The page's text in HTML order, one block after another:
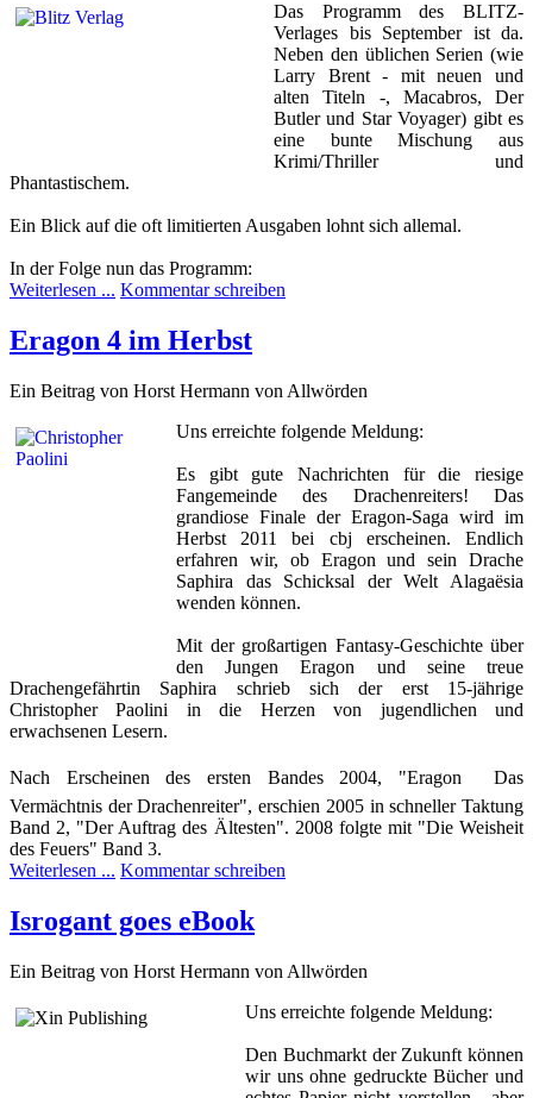
Das Programm des BLITZ-
Verlages bis September ist da.
Neben den üblichen Serien (wie
Larry Brent - mit neuen und
alten Titeln -, Macabros, Der
Butler und Star Voyager) gibt es
eine bunte Mischung aus
Krimi/Thriller und
Phantastischem.
Ein Blick auf die oft limitierten Ausgaben lohnt sich allemal.
In der Folge nun das Programm:
Weiterlesen ... Kommentar schreiben
Eragon 4 im Herbst
Ein Beitrag von Horst Hermann von Allwörden
Uns erreichte folgende Meldung:
Es gibt gute Nachrichten für die riesige
Fangemeinde des Drachenreiters! Das
grandiose Finale der Eragon-Saga wird im
Herbst 2011 bei cbj erscheinen. Endlich
erfahren wir, ob Eragon und sein Drache
Saphira das Schicksal der Welt Alagaësia
wenden können.
Mit der großartigen Fantasy-Geschichte über
den Jungen Eragon und seine treue
Drachengefährtin Saphira schrieb sich der erst 15-jährige
Christopher Paolini in die Herzen von jugendlichen und
erwachsenen Lesern.
Nach Erscheinen des ersten Bandes 2004, "Eragon  Das
Vermächtnis der Drachenreiter", erschien 2005 in schneller Taktung
Band 2, "Der Auftrag des Ältesten". 2008 folgte mit "Die Weisheit
des Feuers" Band 3.
Weiterlesen ... Kommentar schreiben
Isrogant goes eBook
Ein Beitrag von Horst Hermann von Allwörden
Uns erreichte folgende Meldung:
Den Buchmarkt der Zukunft können
wir uns ohne gedruckte Bücher und